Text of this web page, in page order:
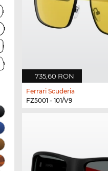
735,60 RON
Ferrari Scuderia
FZ5001 - 101/V9